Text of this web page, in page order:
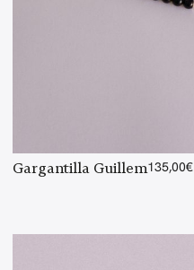
Gargantilla Guillem135,00€